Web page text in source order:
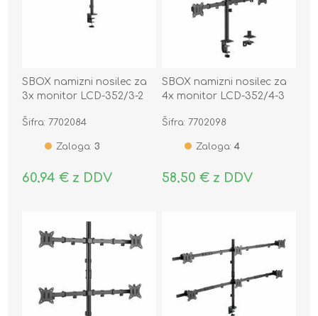
SBOX namizni nosilec za
3x monitor LCD-352/3-2
Šifra: 7702084
Zaloga: 3
60,94 € z DDV
SBOX namizni nosilec za
4x monitor LCD-352/4-3
Šifra: 7702098
Zaloga: 4
58,50 € z DDV